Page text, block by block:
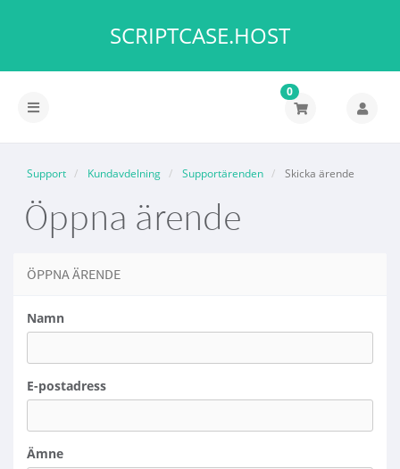
SCRIPTCASE.HOST
Växla
0
Support Kundavdelning Supportärenden Skicka ärende
Öppna ärende
ÖPPNA ÄRENDE
Namn
E-postadress
Ämne